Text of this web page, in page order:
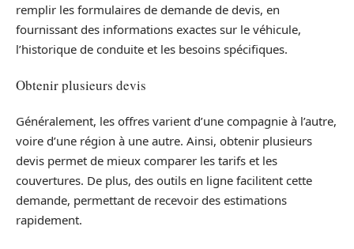
remplir les formulaires de demande de devis, en
fournissant des informations exactes sur le véhicule,
l’historique de conduite et les besoins spécifiques.
Obtenir plusieurs devis
Généralement, les offres varient d’une compagnie à l’autre,
voire d’une région à une autre. Ainsi, obtenir plusieurs
devis permet de mieux comparer les tarifs et les
couvertures. De plus, des outils en ligne facilitent cette
demande, permettant de recevoir des estimations
rapidement.